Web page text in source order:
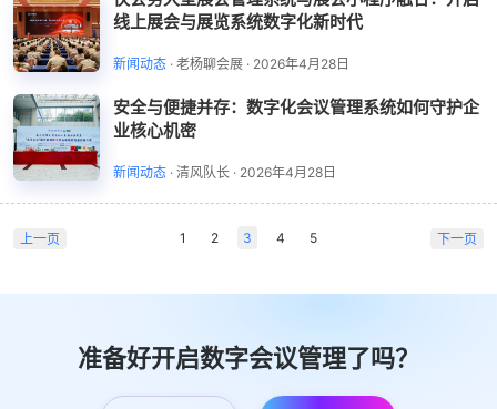
线上展会与展览系统数字化新时代
新闻动态 · 老杨聊会展 · 2026年4月28日
安全与便捷并存：数字化会议管理系统如何守护企
业核心机密
新闻动态 · 清风队长 · 2026年4月28日
上一页 1 2 3 4 5 下一页
准备好开启数字会议管理了吗？